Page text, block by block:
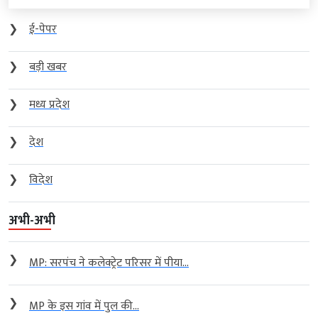
❯
ई-पेपर
❯
बड़ी खबर
❯
मध्य प्रदेश
❯
देश
❯
विदेश
अभी-अभी
❯ MP: सरपंच ने कलेक्ट्रेट परिसर में पीया...
❯ MP के इस गांव में पुल की...